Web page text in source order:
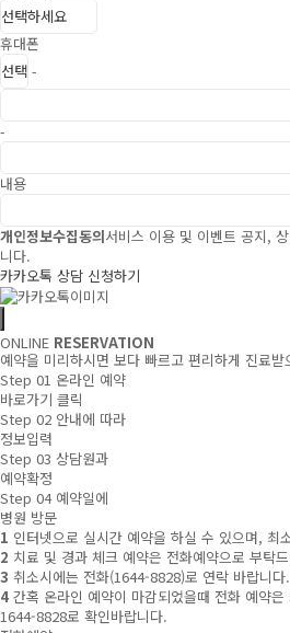
휴대폰
-
-
내용
개인정보수집동의서비스 이용 및 이벤트 공지,
니다.
카카오톡 상담 신청하기
ONLINE RESERVATION
예약을 미리하시면 보다 빠르고 편리하게 진료
Step 01 온라인 예약
바로가기 클릭
Step 02 안내에 따라
정보입력
Step 03 상담원과
예약확정
Step 04 예약일에
병원 방문
1 인터넷으로 실시간 예약을 하실 수 있으며, 최
2 치료 및 경과 체크 예약은 전화예약으로 부탁
3 취소시에는 전화(1644-8828)로 연락 바랍니다.
4 간혹 온라인 예약이 마감되었을때 전화 예약
1644-8828로 확인바랍니다.